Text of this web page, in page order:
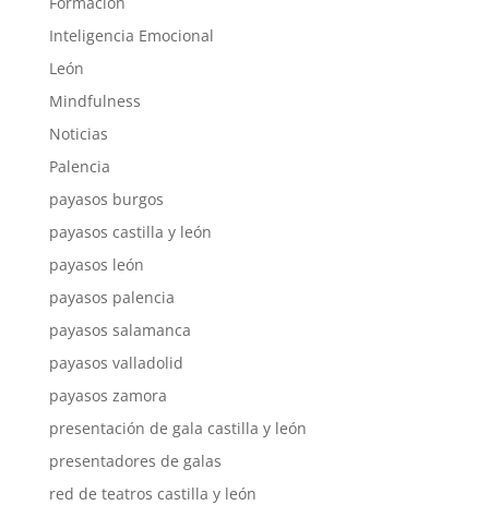
Inteligencia Emocional
León
Mindfulness
Noticias
Palencia
payasos burgos
payasos castilla y león
payasos león
payasos palencia
payasos salamanca
payasos valladolid
payasos zamora
presentación de gala castilla y león
presentadores de galas
red de teatros castilla y león